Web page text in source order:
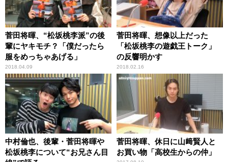
菅田将暉、“松坂桃李派”の後
輩にヤキモチ？「僕だったら
服をめっちゃあげる」
2018.04.09
菅田将暉、想像以上だった
「松坂桃李の遊戯王トーク」
の反響明かす
2018.02.16
中村倫也、後輩・菅田将暉や
松坂桃李について“お兄さん目
菅田将暉、休日に山﨑賢人と
お買い物「高校生からの仲」